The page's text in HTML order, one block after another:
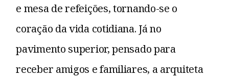
e mesa de refeições, tornando-se o
coração da vida cotidiana. Já no
pavimento superior, pensado para
receber amigos e familiares, a arquiteta